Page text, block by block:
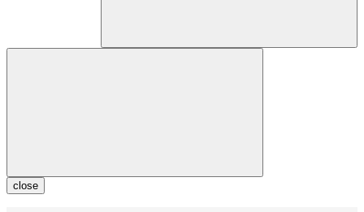
close